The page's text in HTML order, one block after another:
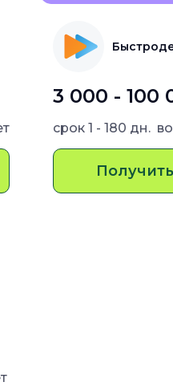
3 000 - 100
срок 1 - 180 дн.